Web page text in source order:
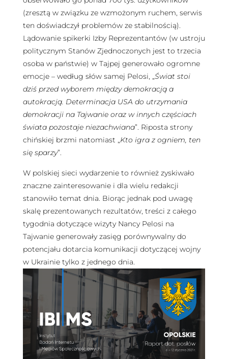
(zresztą w związku ze wzmożonym ruchem, serwis
ten doświadczył problemów ze stabilnością).
Lądowanie spikerki Izby Reprezentantów (w ustroju
politycznym Stanów Zjednoczonych jest to trzecia
osoba w państwie) w Tajpej generowało ogromne
emocje – według słów samej Pelosi, „Świat stoi
dziś przed wyborem między demokracją a
autokracją. Determinacja USA do utrzymania
demokracji na Tajwanie oraz w innych częściach
świata pozostaje niezachwiana”. Riposta strony
chińskiej brzmi natomiast „Kto igra z ogniem, ten
się sparzy”.
W polskiej sieci wydarzenie to również zyskiwało
znaczne zainteresowanie i dla wielu redakcji
stanowiło temat dnia. Biorąc jednak pod uwagę
skalę prezentowanych rezultatów, treści z całego
tygodnia dotyczące wizyty Nancy Pelosi na
Tajwanie generowały zasięg porównywalny do
potencjału dotarcia komunikacji dotyczącej wojny
w Ukrainie tylko z jednego dnia.